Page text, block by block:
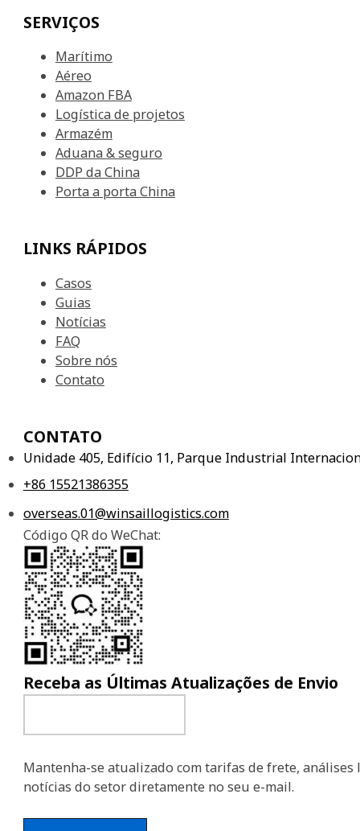
SERVIÇOS
Marítimo
Aéreo
Amazon FBA
Logística de projetos
Armazém
Aduana & seguro
DDP da China
Porta a porta China
LINKS RÁPIDOS
Casos
Guias
Notícias
FAQ
Sobre nós
Contato
CONTATO
Unidade 405, Edifício 11, Parque Industrial
+86 15521386355
overseas.01@winsaillogistics.com
Código QR do WeChat:
Receba as Últimas Atualizações de Envio
Mantenha-se atualizado com tarifas de frete, análises
notícias do setor diretamente no seu e-mail.